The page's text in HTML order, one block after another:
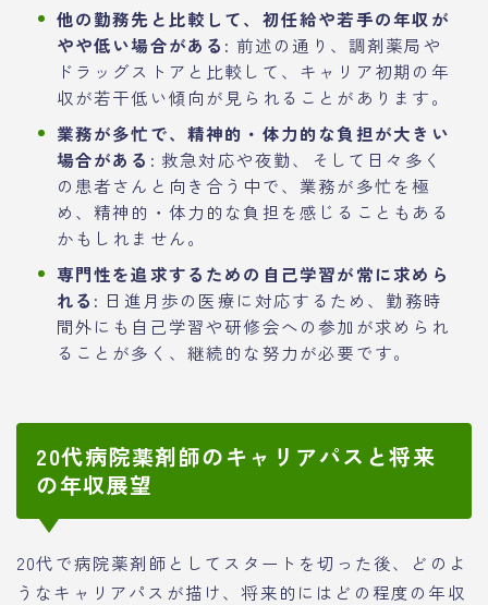
他の勤務先と比較して、初任給や若手の年収が
やや低い場合がある: 前述の通り、調剤薬局や
ドラッグストアと比較して、キャリア初期の年
収が若干低い傾向が見られることがあります。
業務が多忙で、精神的・体力的な負担が大きい
場合がある: 救急対応や夜勤、そして日々多く
の患者さんと向き合う中で、業務が多忙を極
め、精神的・体力的な負担を感じることもある
かもしれません。
専門性を追求するための自己学習が常に求めら
れる: 日進月歩の医療に対応するため、勤務時
間外にも自己学習や研修会への参加が求められ
ることが多く、継続的な努力が必要です。
20代病院薬剤師のキャリアパスと将来
の年収展望
20代で病院薬剤師としてスタートを切った後、どのよ
うなキャリアパスが描け、将来的にはどの程度の年収